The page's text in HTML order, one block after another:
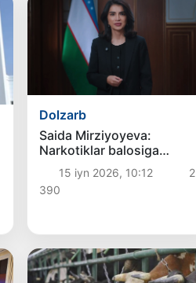
Dolzarb
Saida Mirziyoyeva:
Narkotiklar balosiga
qarshi kurash davlat va
jamiyatning umumiy
mas’uliyatidir
15 iyn 2026, 10:12
2
390